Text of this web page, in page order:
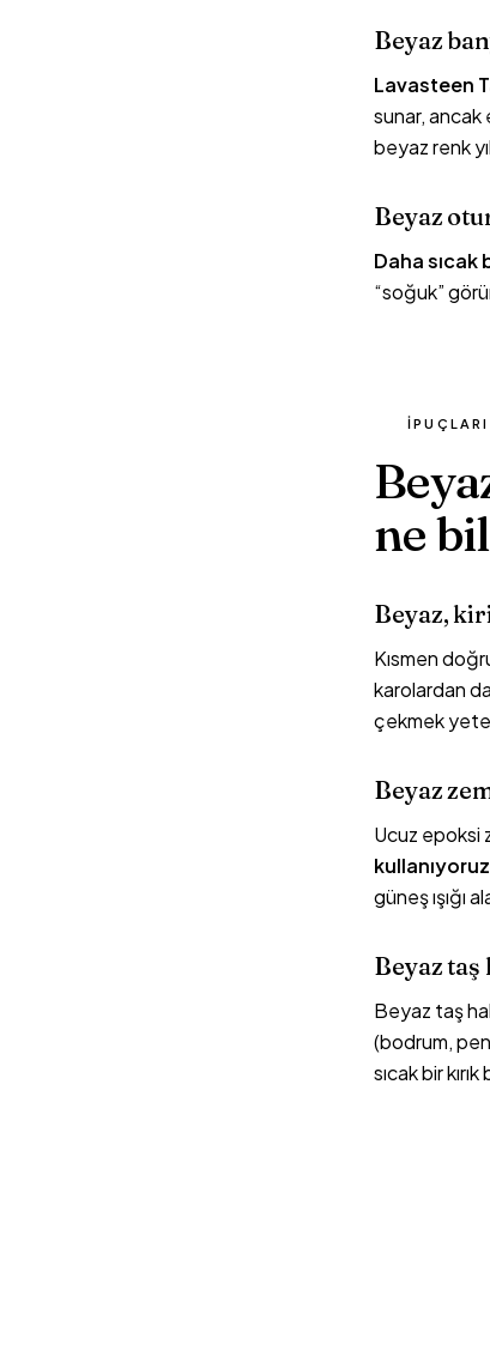
Beyaz
Lavasteen
sunar, ancak
beyaz renk
Beyaz
Daha sıcak
“soğuk”
İPUÇLARI
ne
Beyaz,
Kısmen
karolardan
çekmek
Beyaz
Ucuz epoksi
kullanıyoruz
güneş ışığı
Beyaz taş
Beyaz taş
(bodrum,
sıcak bir